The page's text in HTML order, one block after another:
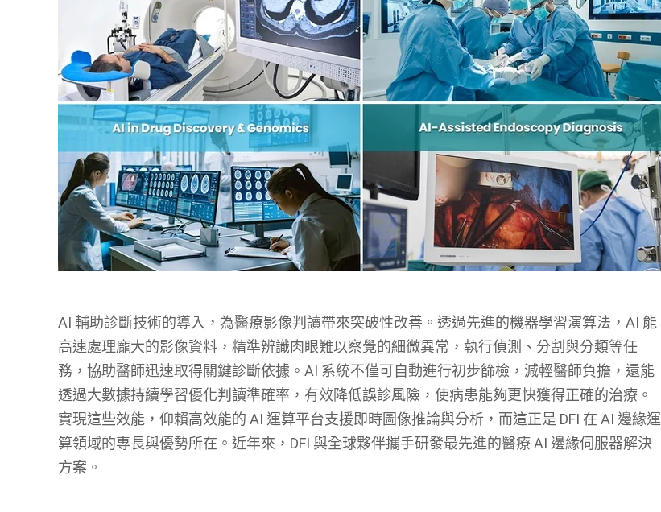
AI 輔助診斷技術的導入，為醫療影像判讀帶來突破性改善。透過先進的機器學習演算法，AI 能
高速處理龐大的影像資料，精準辨識肉眼難以察覺的細微異常，執行偵測、分割與分類等任
務，協助醫師迅速取得關鍵診斷依據。AI 系統不僅可自動進行初步篩檢，減輕醫師負擔，還能
透過大數據持續學習優化判讀準確率，有效降低誤診風險，使病患能夠更快獲得正確的治療。
實現這些效能，仰賴高效能的 AI 運算平台支援即時圖像推論與分析，而這正是 DFI 在 AI 邊緣運
算領域的專長與優勢所在。近年來，DFI 與全球夥伴攜手研發最先進的醫療 AI 邊緣伺服器解決
方案。